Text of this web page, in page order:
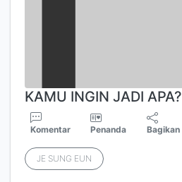
KAMU INGIN JADI APA?
Komentar Penanda Bagikan
JE SUNG EUN